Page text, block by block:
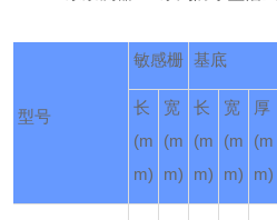
型号
敏感栅 基底
长
(m
m)
宽
(m
m)
长
(m
m)
宽
(m
m)
厚
(m
m)